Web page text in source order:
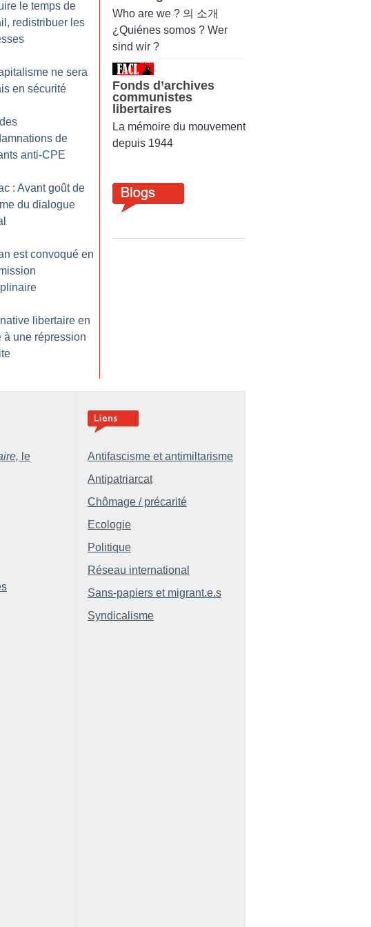
le temps de
redistribuer les
ne sera
en sécurité
de
anti-CPE
: Avant goût de
du dialogue
est convoqué en
libertaire en
à une répression
Who are we ? 의 소개
¿Quiénes somos ? Wer
sind wir ?
Fonds d’archives
communistes
libertaires
La mémoire du mouvement
depuis 1944
le
Antifascisme et antimiltarisme
Antipatriarcat
Chômage / précarité
Ecologie
Politique
Réseau international
Sans-papiers et migrant.e.s
Syndicalisme